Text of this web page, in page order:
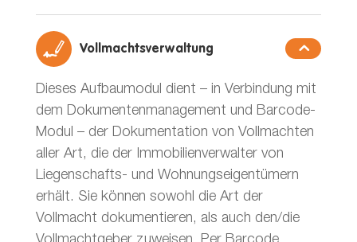
Vollmachtsverwaltung
Dieses Aufbaumodul dient – in Verbindung mit
dem Dokumentenmanagement und Barcode-
Modul – der Dokumentation von Vollmachten
aller Art, die der Immobilienverwalter von
Liegenschafts- und Wohnungseigentümern
erhält. Sie können sowohl die Art der
Vollmacht dokumentieren, als auch den/die